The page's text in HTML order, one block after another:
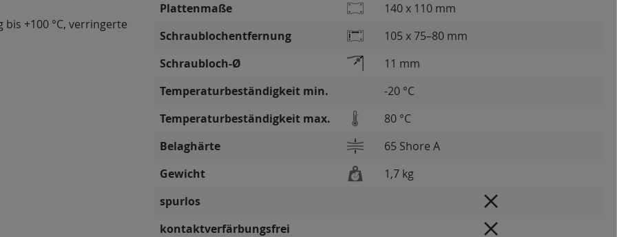
bis +100 °C, verringerte
Plattenmaße
140 x 110 mm
Schraublochentfernung
105 x 75–80 mm
Schraubloch-Ø
11 mm
Temperaturbeständigkeit min.
-20 °C
Temperaturbeständigkeit max.
80 °C
Belaghärte
65 Shore A
Gewicht
1,7 kg
spurlos
kontaktverfärbungsfrei